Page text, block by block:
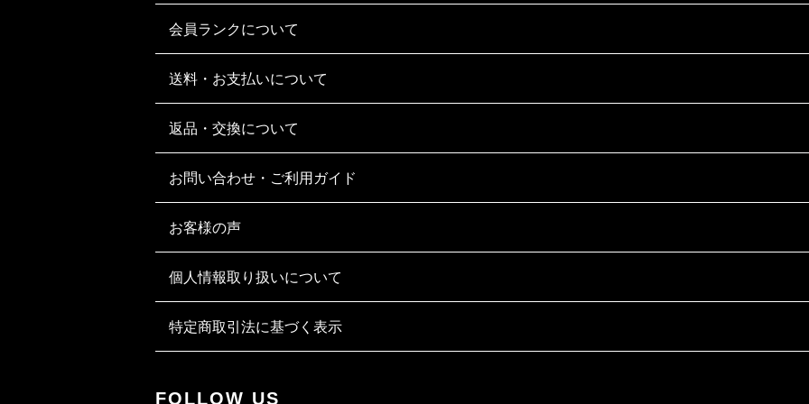
会員ランクについて
送料・お支払いについて
返品・交換について
お問い合わせ・ご利用ガイド
お客様の声
個人情報取り扱いについて
特定商取引法に基づく表示
FOLLOW US